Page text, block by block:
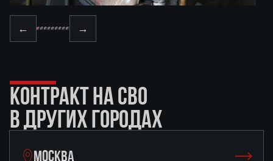
← →
КОНТРАКТ НА СВО
В ДРУГИХ ГОРОДАХ
МОСКВА